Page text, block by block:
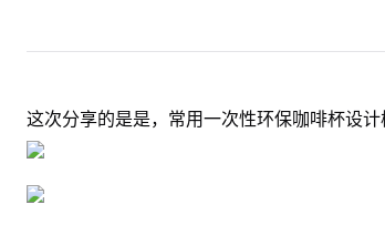
这次分享的是是，常用一次性环保咖啡杯设